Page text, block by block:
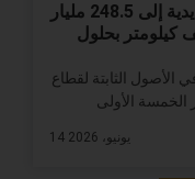
الصين ترفع استثمارات السكك الحديدية إلى 248.5 مليار
وتستهدف شبكة بطول 180 ألف كيلومتر بحلول
الأصول الثابتة لقطاع
14 يونيو، 2026